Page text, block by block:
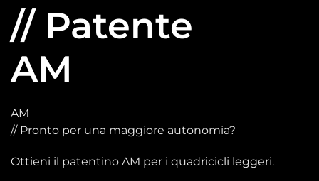
// Patente
AM
AM
// Pronto per una maggiore autonomia?
Ottieni il patentino AM per i quadricicli leggeri.